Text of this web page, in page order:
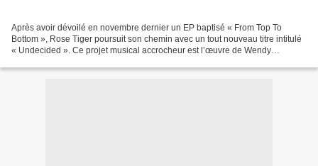
Après avoir dévoilé en novembre dernier un EP baptisé « From Top To
Bottom », Rose Tiger poursuit son chemin avec un tout nouveau titre intitulé
« Undecided ». Ce projet musical accrocheur est l’œuvre de Wendy